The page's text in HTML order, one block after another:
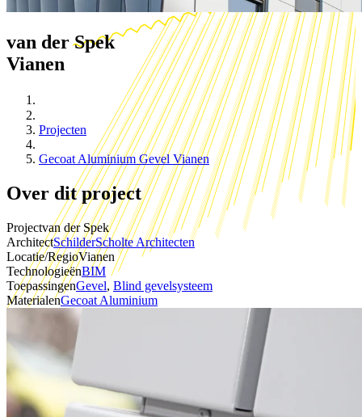
van der Spek
Vianen
Projecten
Gecoat Aluminium Gevel Vianen
Over dit project
Projectvan der Spek
ArchitectSchilderScholte Architecten
Locatie/RegioVianen
TechnologieënBIM
ToepassingenGevel, Blind gevelsysteem
MaterialenGecoat Aluminium